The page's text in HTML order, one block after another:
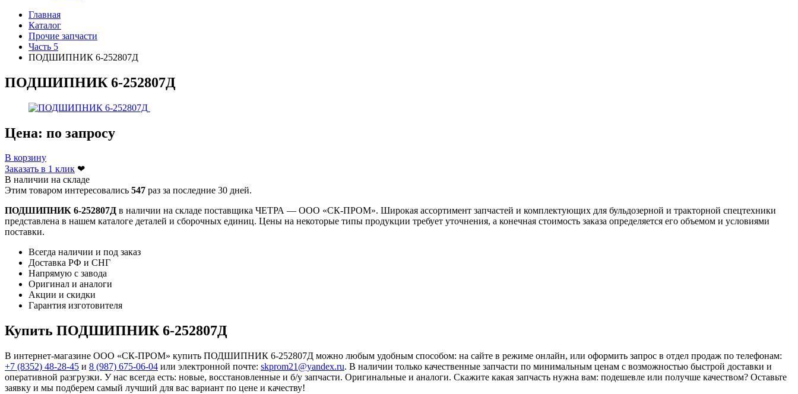
Главная
Каталог
Прочие запчасти
Часть 5
ПОДШИПНИК 6-252807Д
ПОДШИПНИК 6-252807Д
Цена: по запросу
В корзину
Заказать в 1 клик ❤
В наличии на складе
Этим товаром интересовались 547 раз за последние 30 дней.
ПОДШИПНИК 6-252807Д в наличии на складе поставщика ЧЕТРА — ООО «СК-ПРОМ». Широкая ассортимент запчастей и комплектующих для бульдозерной и тракторной спецтехники
представлена в нашем каталоге деталей и сборочных единиц. Цены на некоторые типы продукции требует уточнения, а конечная стоимость заказа определяется его объемом и условиями
поставки.
Всегда наличии и под заказ
Доставка РФ и СНГ
Напрямую с завода
Оригинал и аналоги
Акции и скидки
Гарантия изготовителя
Купить ПОДШИПНИК 6-252807Д
В интернет-магазине ООО «СК-ПРОМ» купить ПОДШИПНИК 6-252807Д можно любым удобным способом: на сайте в режиме онлайн, или оформить запрос в отдел продаж по телефонам:
+7 (8352) 48-28-45 и 8 (987) 675-06-04 или электронной почте: skprom21@yandex.ru. В наличии только качественные запчасти по минимальным ценам с возможностью быстрой доставки и
оперативной разгрузки. У нас всегда есть: новые, восстановленные и б/у запчасти. Оригинальные и аналоги. Скажите какая запчасть нужна вам: подешевле или получше качеством? Оставьте
заявку и мы подберем самый лучший для вас вариант по цене и качеству!